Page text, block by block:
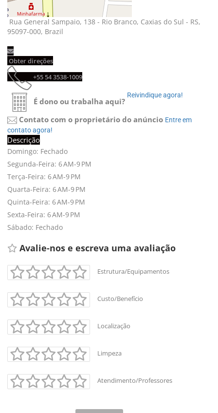
Rua General Sampaio, 138 - Rio Branco, Caxias do Sul - RS,
95097-000, Brazil
Obter direções
+55 54 3538-1009
É dono ou trabalha aqui?
Reivindique agora!
Contato com o proprietário do anúncio Entre em
contato agora!
Descrição
Domingo: Fechado
Segunda-Feira: 6 AM-9 PM
Terça-Feira: 6 AM-9 PM
Quarta-Feira: 6 AM-9 PM
Quinta-Feira: 6 AM-9 PM
Sexta-Feira: 6 AM-9 PM
Sábado: Fechado
Avalie-nos e escreva uma avaliação
Estrutura/Equipamentos
Custo/Benefício
Localização
Limpeza
Atendimento/Professores